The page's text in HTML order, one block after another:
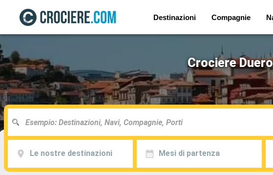
Destinazioni Compagnie
Crociere
Le nostre destinazioni Mesi di partenza